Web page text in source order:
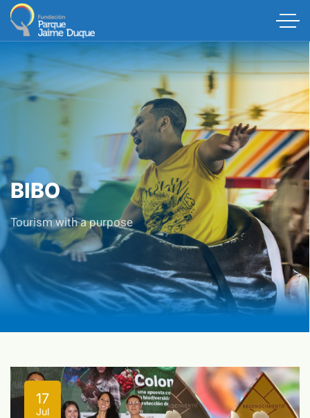
BIBO
Tourism with a purpose
17
Jul